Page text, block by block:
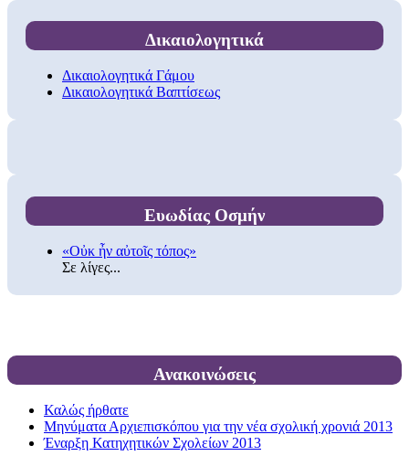
Δικαιολογητικά
Δικαιολογητικά Γάμου
Δικαιολογητικά Βαπτίσεως
Ευωδίας Οσμήν
«Οὐκ ἦν αὐτοῖς τόπος»
Σε λίγες...
Ανακοινώσεις
Καλώς ήρθατε
Μηνύματα Αρχιεπισκόπου για την νέα σχολική χρονιά 2013
Έναρξη Κατηχητικών Σχολείων 2013